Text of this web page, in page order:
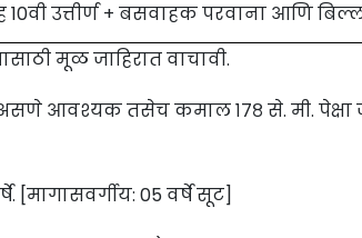
10वी उत्तीर्ण + बसवाहक परवाना आणि
मूळ जाहिरात वाचावी.
असणे आवश्यक तसेच कमाल १७८ से. मी.
[मागासवर्गीय: 05 वर्षे सूट]